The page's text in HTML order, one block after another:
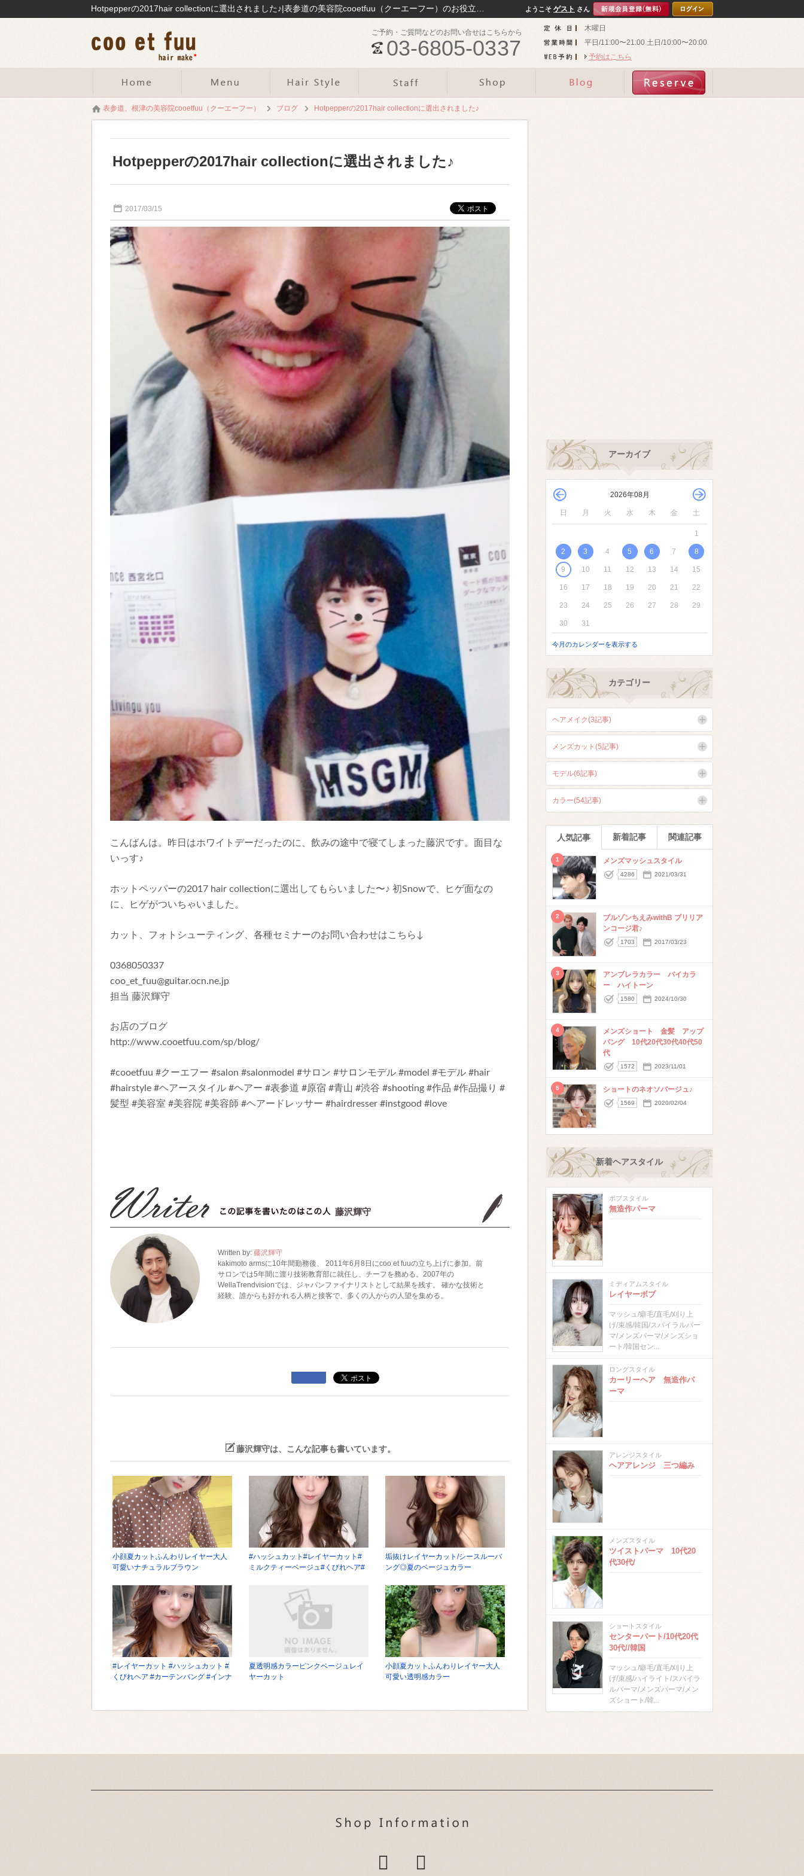
木曜日
平日/11:00〜21:00 土日/10:00〜20:00
予約はこちら
ご予約・ご質問などのお問い合せはこちらから
03-6805-0337
ようこそ ゲスト さん
表参道、根津の美容院cooetfuu（クーエーフー） ブログ Hotpepperの2017hair collectionに選出されました♪
Hotpepperの2017hair collectionに選出されました♪
2017/03/15
こんばんは。昨日はホワイトデーだったのに、飲みの途中で寝てしまった藤沢です。面目な
いっす♪
ホットペッパーの2017 hair collectionに選出してもらいました〜♪ 初Snowで、ヒゲ面なの
に、ヒゲがついちゃいました。
カット、フォトシューティング、各種セミナーのお問い合わせはこちら↓
0368050337
coo_et_fuu@guitar.ocn.ne.jp
担当 藤沢輝守
お店のブログ
http://www.cooetfuu.com/sp/blog/
#cooetfuu #クーエフー #salon #salonmodel #サロン #サロンモデル #model #モデル #hair
#hairstyle #ヘアースタイル #ヘアー #表参道 #原宿 #青山 #渋谷 #shooting #作品 #作品撮り #
髪型 #美容室 #美容院 #美容師 #ヘアードレッサー #hairdresser #instgood #love
藤沢輝守
Written by: 藤沢輝守
kakimoto armsに10年間勤務後、 2011年6月8日にcoo et fuuの立ち上げに参加。前
サロンでは5年間に渡り技術教育部に就任し、チーフを務める。2007年の
WellaTrendvisionでは、ジャパンファイナリストとして結果を残す。 確かな技術と
経験、誰からも好かれる人柄と接客で、多くの人からの人望を集める。
藤沢輝守は、こんな記事も書いています。
小顔夏カットふんわりレイヤー大人
可愛いナチュラルブラウン
#ハッシュカット#レイヤーカット#
ミルクティーベージュ#くびれヘア#
垢抜けレイヤーカット/シースルーバ
ング◎夏のベージュカラー
#レイヤーカット #ハッシュカット #
くびれヘア #カーテンバング #インナ
夏透明感カラーピンクベージュレイ
ヤーカット
小顔夏カットふんわりレイヤー大人
可愛い透明感カラー
アーカイブ
2026年08月
日 月 火 水 木 金 土
1
2 3 4 5 6 7 8
9 10 11 12 13 14 15
16 17 18 19 20 21 22
23 24 25 26 27 28 29
30 31
今月のカレンダーを表示する
カテゴリー
ヘアメイク(3記事)
メンズカット(5記事)
モデル(6記事)
カラー(54記事)
人気記事 新着記事 関連記事
1 メンズマッシュスタイル
4286 2021/03/31
2
ブルゾンちえみwithB ブリリア
ンコージ君♪
1703 2017/03/23
3
アンブレラカラー バイカラ
ー ハイトーン
1580 2024/10/30
4
メンズショート 金髪 アップ
バング 10代20代30代40代50
代
1572 2023/11/01
5 ショートのネオソバージュ♪
1569 2020/02/04
新着ヘアスタイル
ボブスタイル
無造作パーマ
ミディアムスタイル
レイヤーボブ
マッシュ/癖毛/直毛/刈り上
げ/束感/韓国/スパイラルパー
マ/メンズパーマ/メンズショ
ート/韓国セン...
ロングスタイル
カーリーヘア 無造作パ
ーマ
アレンジスタイル
ヘアアレンジ 三つ編み
メンズスタイル
ツイストパーマ 10代20
代30代/
ショートスタイル
センターパート/10代20代
30代//韓国
マッシュ/癖毛/直毛/刈り上
げ/束感/ハイライト/スパイラ
ルパーマ/メンズパーマ/メン
ズショート/韓...